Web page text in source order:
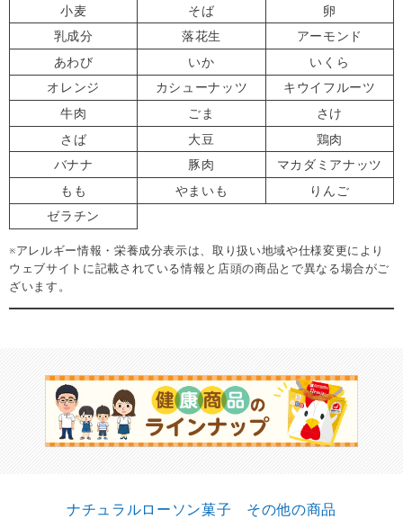
小麦
そば
卵
乳成分
落花生
アーモンド
あわび
いか
いくら
オレンジ
カシューナッツ
キウイフルーツ
牛肉
ごま
さけ
さば
大豆
鶏肉
バナナ
豚肉
マカダミアナッツ
もも
やまいも
りんご
ゼラチン
※アレルギー情報・栄養成分表示は、取り扱い地域や仕様変更により
ウェブサイトに記載されている情報と店頭の商品とで異なる場合がご
ざいます。
ナチュラルローソン菓子 その他の商品